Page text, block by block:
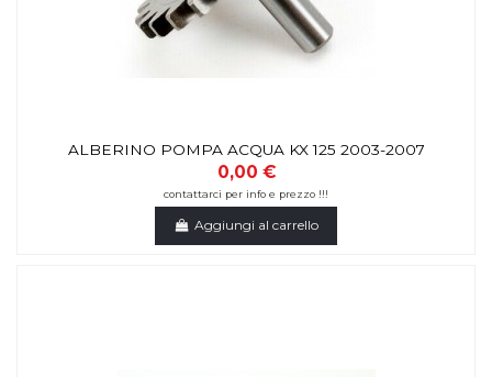
ALBERINO POMPA ACQUA KX 125 2003-2007
0,00 €
contattarci per info e prezzo !!!
Aggiungi al carrello